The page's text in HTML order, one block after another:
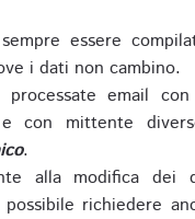
essere
i dati non cambino.
processate email
e con mittente
.
alla modifica dei
richiedere